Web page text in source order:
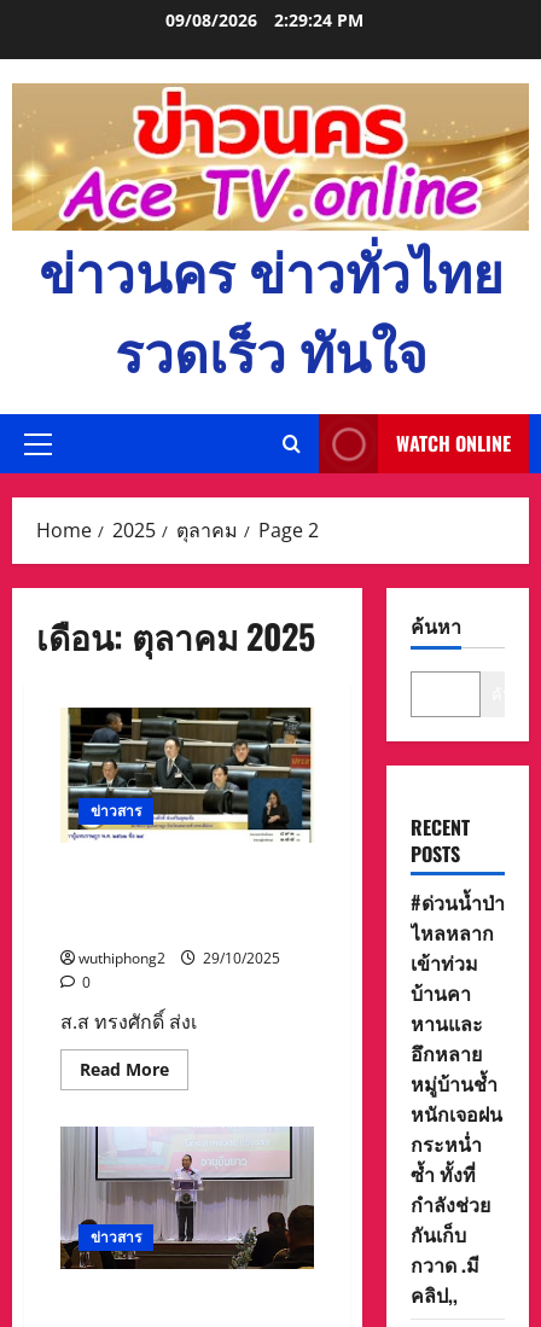
09/08/2026 2:29:25 PM
ข่าวนคร ข่าวทั่วไทย
รวดเร็ว ทันใจ
Primary
WATCH ONLINE
Home 2025 ตุลาคม Page 2
เดือน: ตุลาคม 2025
ข่าวสาร
wuthiphong2
29/10/2025
0
ส.ส ทรงศักดิ์ ส่งเ
Read MoreRead
more
ทรง
ศักดิ์
ส่ง
เสริม
อุดม
ชัย
อภิปราย
ขอ
ให้
ข่าวสาร
ค้นหา
RECENT
POSTS
#ด่วนน้ำป่า
ไหลหลาก
เข้าท่วม
บ้านคา
หานและ
อึกหลาย
หมู่บ้านช้ำ
หนักเจอฝน
กระหน่ำ
ซ้ำ ทั้งที่
กำลังช่วย
กันเก็บ
กวาด .มี
คลิป,,